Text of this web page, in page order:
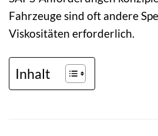
Fahrzeuge sind oft andere
Viskositäten erforderlich.
Inhalt